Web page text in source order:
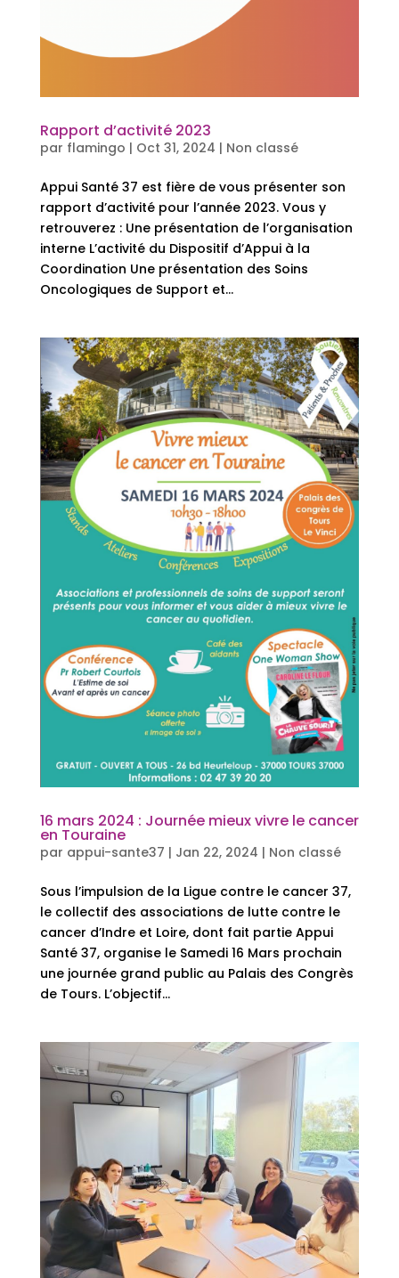
Rapport d’activité 2023
par flamingo | Oct 31, 2024 | Non classé
Appui Santé 37 est fière de vous présenter son
rapport d’activité pour l’année 2023. Vous y
retrouverez : Une présentation de l’organisation
interne L’activité du Dispositif d’Appui à la
Coordination Une présentation des Soins
Oncologiques de Support et...
16 mars 2024 : Journée mieux vivre le cancer
en Touraine
par appui-sante37 | Jan 22, 2024 | Non classé
Sous l’impulsion de la Ligue contre le cancer 37,
le collectif des associations de lutte contre le
cancer d’Indre et Loire, dont fait partie Appui
Santé 37, organise le Samedi 16 Mars prochain
une journée grand public au Palais des Congrès
de Tours. L’objectif...